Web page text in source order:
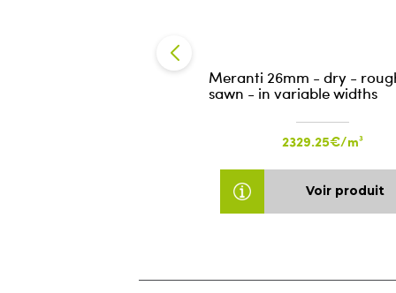
Meranti 26mm - dry -
sawn - in variable widths
2329.25€/m³
Voir produit